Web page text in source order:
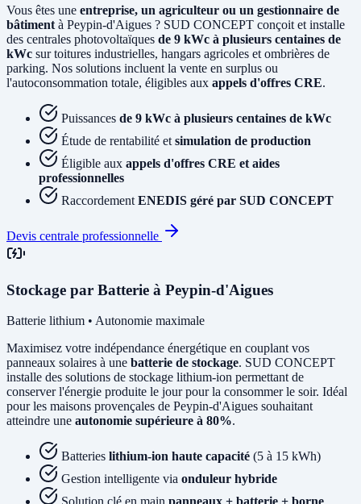
Vous êtes une entreprise, un agriculteur ou un gestionnaire de
bâtiment à Peypin-d'Aigues ? SUD CONCEPT conçoit et installe
des centrales photovoltaïques de 9 kWc à plusieurs centaines de
kWc sur toitures industrielles, hangars agricoles et ombrières de
parking. Nos solutions incluent la vente en surplus ou
l'autoconsommation totale, éligibles aux appels d'offres CRE.
Puissances de 9 kWc à plusieurs centaines de kWc
Étude de rentabilité et simulation de production
Éligible aux appels d'offres CRE et aides
professionnelles
Raccordement ENEDIS géré par SUD CONCEPT
Devis centrale professionnelle
Stockage par Batterie à Peypin-d'Aigues
Batterie lithium • Autonomie maximale
Maximisez votre indépendance énergétique en couplant vos
panneaux solaires à une batterie de stockage. SUD CONCEPT
installe des solutions de stockage lithium-ion permettant de
conserver l'énergie produite le jour pour la consommer le soir. Idéal
pour les maisons provençales de Peypin-d'Aigues souhaitant
atteindre une autonomie supérieure à 80%.
Batteries lithium-ion haute capacité (5 à 15 kWh)
Gestion intelligente via onduleur hybride